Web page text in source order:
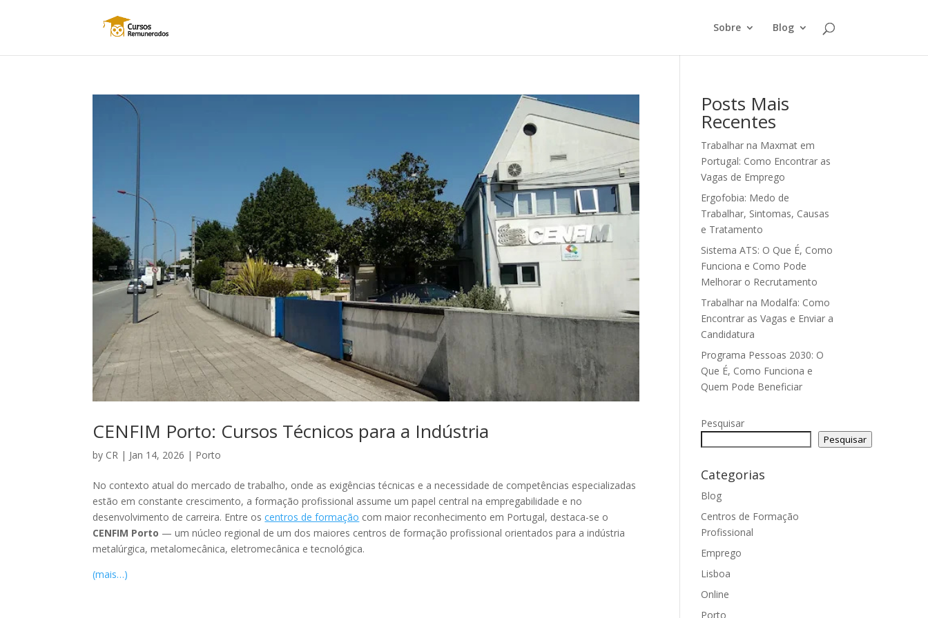
Sobre Blog
CENFIM Porto: Cursos Técnicos para a Indústria
by CR | Jan 14, 2026 | Porto
No contexto atual do mercado de trabalho, onde as exigências técnicas e a necessidade de competências especializadas
estão em constante crescimento, a formação profissional assume um papel central na empregabilidade e no
desenvolvimento de carreira. Entre oscentros de formação com maior reconhecimento em Portugal, destaca-se o
CENFIM Porto — um núcleo regional de um dos maiores centros de formação profissional orientados para a indústria
metalúrgica, metalomecânica, eletromecânica e tecnológica.
(mais…)
Posts Mais
Recentes
Trabalhar na Maxmat em
Portugal: Como Encontrar as
Vagas de Emprego
Ergofobia: Medo de
Trabalhar, Sintomas, Causas
e Tratamento
Sistema ATS: O Que É, Como
Funciona e Como Pode
Melhorar o Recrutamento
Trabalhar na Modalfa: Como
Encontrar as Vagas e Enviar a
Candidatura
Programa Pessoas 2030: O
Que É, Como Funciona e
Quem Pode Beneficiar
Pesquisar
Pesquisar
Categorias
Blog
Centros de Formação
Profissional
Emprego
Lisboa
Online
Porto